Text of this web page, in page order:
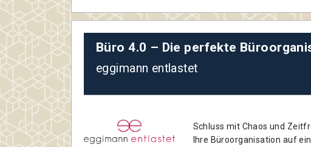
Büro 4.0 – Die perfekte
eggimann entlastet
Schluss mit Chaos und
Ihre Büroorganisation auf